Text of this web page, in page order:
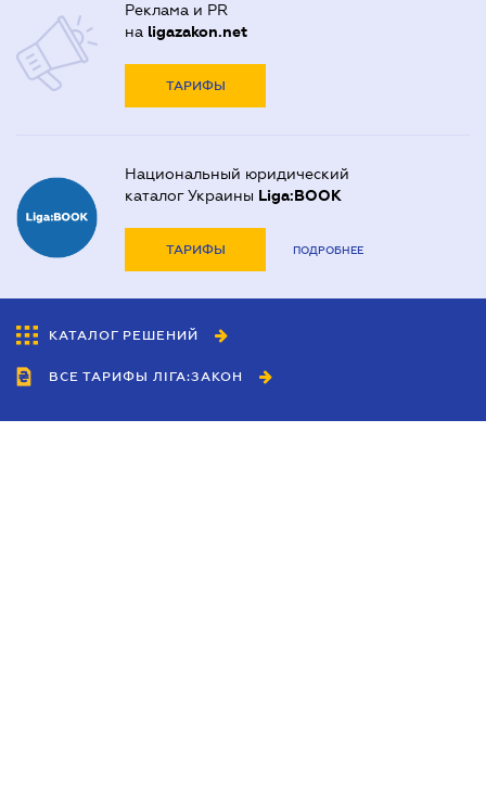
Реклама и PR
на ligazakon.net
ТАРИФЫ
Национальный юридический
каталог Украины Liga:BOOK
ТАРИФЫ ПОДРОБНЕЕ
КАТАЛОГ РЕШЕНИЙ
ВСЕ ТАРИФЫ ЛІГА:ЗАКОН